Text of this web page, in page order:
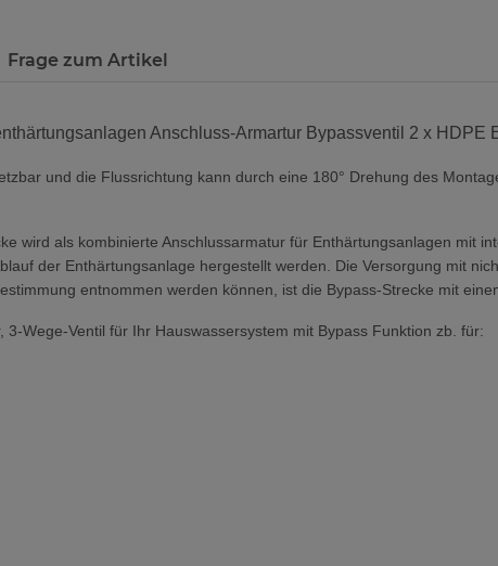
Frage zum Artikel
Anschluss-Armartur Bypassventil 2 x
und die Flussrichtung kann durch eine 180° Drehung des
wird als kombinierte Anschlussarmatur für Enthärtungsanlagen mit
der Enthärtungsanlage hergestellt werden. Die Versorgung mit
entnommen werden können, ist die Bypass-Strecke mit
3-Wege-Ventil für Ihr Hauswassersystem mit Bypass Funktion zb. für: